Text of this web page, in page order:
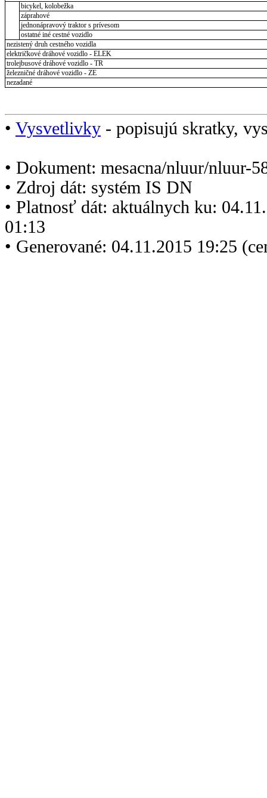
bicykel, kolobežka
záprahové
jednonápravový traktor s prívesom
ostatné iné cestné vozidlo
nezistený druh cestného vozidla
električkové dráhové vozidlo - ELEK
trolejbusové dráhové vozidlo - TR
železničné dráhové vozidlo - ZE
nezadané
• Vysvetlivky - popisujú skratky,
• Dokument: mesacna/nluur/nluur-
• Zdroj dát: systém IS DN
• Platnosť dát: aktuálnych ku:
01:13
• Generované: 04.11.2015 19:25